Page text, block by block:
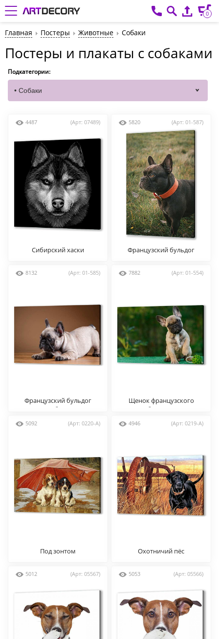
0
Главная Постеры Животные Собаки
Постеры и плакаты с собаками
Подкатегории:
4487 (Арт: 07489)
Сибирский хаски
5820 (Арт: 01-587)
Французский бульдог
8132 (Арт: 01-585)
Французский бульдог
собака
7882 (Арт: 01-554)
Щенок французского
бульдога
5092 (Арт: 0220-A)
Под зонтом
4946 (Арт: 0219-A)
Охотничий пёс
5012 (Арт: 05567) 5053 (Арт: 05566)